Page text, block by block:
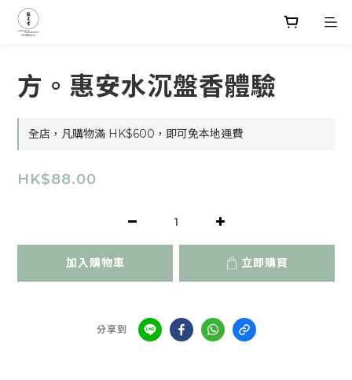
方。惠安水沉盤香體驗
全店，凡購物滿 HK$600，即可免本地運費
HK$88.00
加入購物車 立即購買
分享到